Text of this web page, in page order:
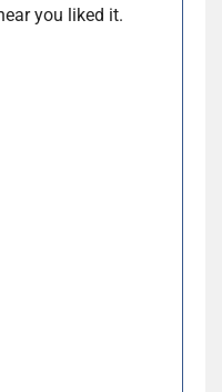
you liked it.